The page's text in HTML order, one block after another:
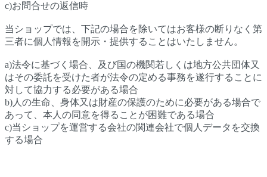
c)お問合せの返信時
当ショップでは、下記の場合を除いてはお客様の断りなく第
三者に個人情報を開示・提供することはいたしません。
a)法令に基づく場合、及び国の機関若しくは地方公共団体又
はその委託を受けた者が法令の定める事務を遂行することに
対して協力する必要がある場合
b)人の生命、身体又は財産の保護のために必要がある場合で
あって、本人の同意を得ることが困難である場合
c)当ショップを運営する会社の関連会社で個人データを交換
する場合